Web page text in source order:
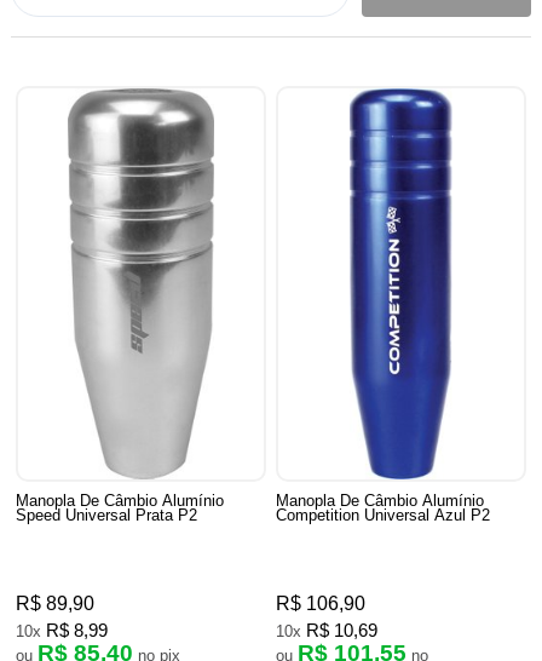
Manopla De Câmbio Alumínio
Speed Universal Prata P2
R$ 89,90
10x R$ 8,99
ou R$ 85,40 no pix
Manopla De Câmbio Alumínio
Competition Universal Azul P2
R$ 106,90
10x R$ 10,69
ou R$ 101,55 no